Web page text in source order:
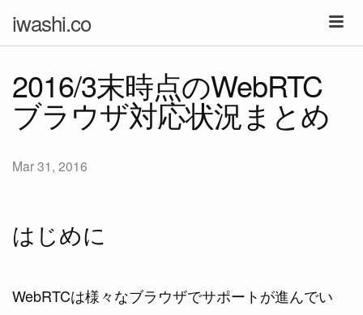
iwashi.co
2016/3末時点のWebRTC
ブラウザ対応状況まとめ
Mar 31, 2016
はじめに
WebRTCは様々なブラウザでサポートが進んでい